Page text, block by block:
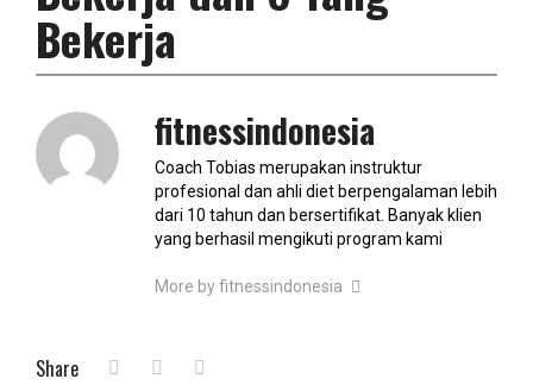
Bekerja
fitnessindonesia
Coach Tobias merupakan instruktur
profesional dan ahli diet berpengalaman lebih
dari 10 tahun dan bersertifikat. Banyak klien
yang berhasil mengikuti program kami
More by fitnessindonesia
Share